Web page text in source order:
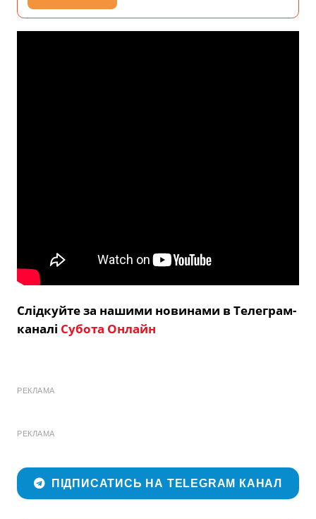
Слідкуйте за нашими новинами в Телеграм-
каналі Субота Онлайн
РЕКЛАМА
РЕКЛАМА
ПІДПИСАТИСЬ НА TELEGRAM КАНАЛ